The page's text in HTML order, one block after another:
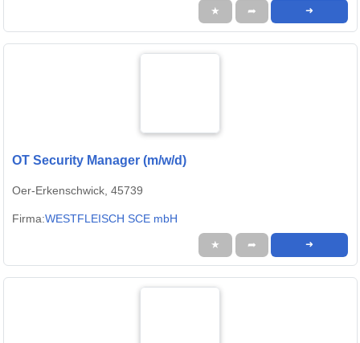
★ ➦ ➜
OT Security Manager (m/w/d)
Oer-Erkenschwick, 45739
Firma:WESTFLEISCH SCE mbH
★ ➦ ➜